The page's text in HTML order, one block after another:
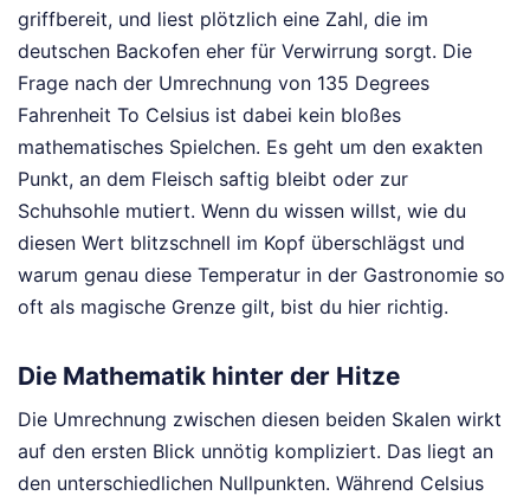
griffbereit, und liest plötzlich eine Zahl, die im
deutschen Backofen eher für Verwirrung sorgt. Die
Frage nach der Umrechnung von 135 Degrees
Fahrenheit To Celsius ist dabei kein bloßes
mathematisches Spielchen. Es geht um den exakten
Punkt, an dem Fleisch saftig bleibt oder zur
Schuhsohle mutiert. Wenn du wissen willst, wie du
diesen Wert blitzschnell im Kopf überschlägst und
warum genau diese Temperatur in der Gastronomie so
oft als magische Grenze gilt, bist du hier richtig.
Die Mathematik hinter der Hitze
Die Umrechnung zwischen diesen beiden Skalen wirkt
auf den ersten Blick unnötig kompliziert. Das liegt an
den unterschiedlichen Nullpunkten. Während Celsius